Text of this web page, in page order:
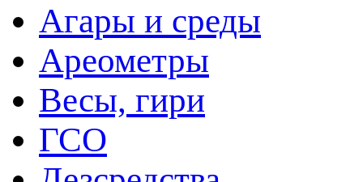
Агары и среды
Ареометры
Весы, гири
ГСО